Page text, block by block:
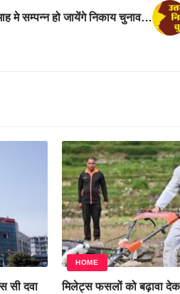
मे सम्पन्न हो जायेंगे निकाय चुनाव…
सी दवा
HOME
मिलेट्स फसलों को बढ़ावा